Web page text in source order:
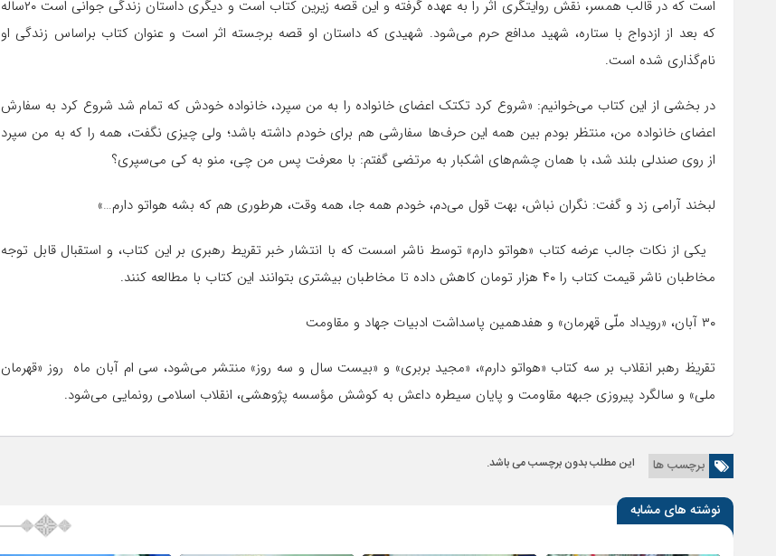
است که در قالب همسر، نقش روایتگری اثر را به عهده گرفته و این قصه زیرین کتاب است و دیگری داستان زندگی جوانی است ۲۰ساله
که بعد از ازدواج با ستاره، شهید مدافع حرم می‌شود. شهیدی که داستان او قصه برجسته اثر است و عنوان کتاب براساس زندگی او
نام‌گذاری شده است.
در بخشی از این کتاب می‌خوانیم: «شروع کرد تک­تک اعضای خانواده را به من سپرد، خانواده خودش که تمام شد شروع کرد به سفارش
اعضای خانواده من، منتظر بودم بین همه این حرف‌ها سفارشی هم برای خودم داشته باشد؛ ولی چیزی نگفت، همه را که به من سپرد
از روی صندلی بلند شد، با همان چشم­‌های اشک­بار به مرتضی گفتم: با معرفت پس من چی، منو به کی می­‌‌سپری؟
لبخند آرامی زد و گفت: نگران نباش، بهت قول می‌دم، خودم همه ­جا، همه وقت، هر­طوری هم که بشه هواتو دارم…»
یکی از نکات جالب عرضه کتاب «هواتو دارم» توسط ناشر اسست که با انتشار خبر تقریط رهبری بر این کتاب،‌ و استقبال قابل توجه
مخاطبان ناشر قیمت کتاب را ۴۰ هزار تومان کاهش داده تا مخاطبان بیشتری بتوانند این کتاب با مطالعه کنند.
۳۰ آبان، «رویداد ملّی قهرمان» و هفدهمین پاسداشت ادبیات جهاد و مقاومت
تقریظ رهبر انقلاب بر سه کتاب «هواتو دارم»، «مجید بربری» و «بیست سال و سه روز» منتشر می‌شود،‌ سی ام آبان ماه روز «قهرمان
ملی» و سالگرد پیروزی جبهه مقاومت و پایان سیطره‌ داعش به کوشش مؤسسه‌ پژوهشی، انقلاب اسلامی رونمایی می‌شود.
برچسب ها این مطلب بدون برچسب می باشد.
نوشته های مشابه